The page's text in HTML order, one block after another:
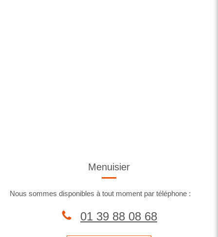
Menuisier
Nous sommes disponibles à tout moment par téléphone :
01 39 88 08 68